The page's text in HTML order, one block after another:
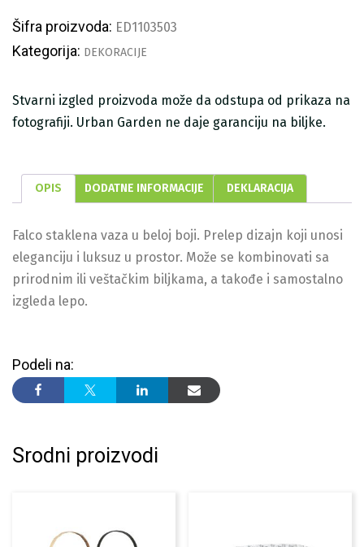
Šifra proizvoda: ED1103503
Kategorija: DEKORACIJE
Stvarni izgled proizvoda može da odstupa od prikaza na
fotografiji. Urban Garden ne daje garanciju na biljke.
OPIS DODATNE INFORMACIJE DEKLARACIJA
Falco staklena vaza u beloj boji. Prelep dizajn koji unosi
eleganciju i luksuz u prostor. Može se kombinovati sa
prirodnim ili veštačkim biljkama, a takođe i samostalno
izgleda lepo.
Podeli na:
Srodni proizvodi